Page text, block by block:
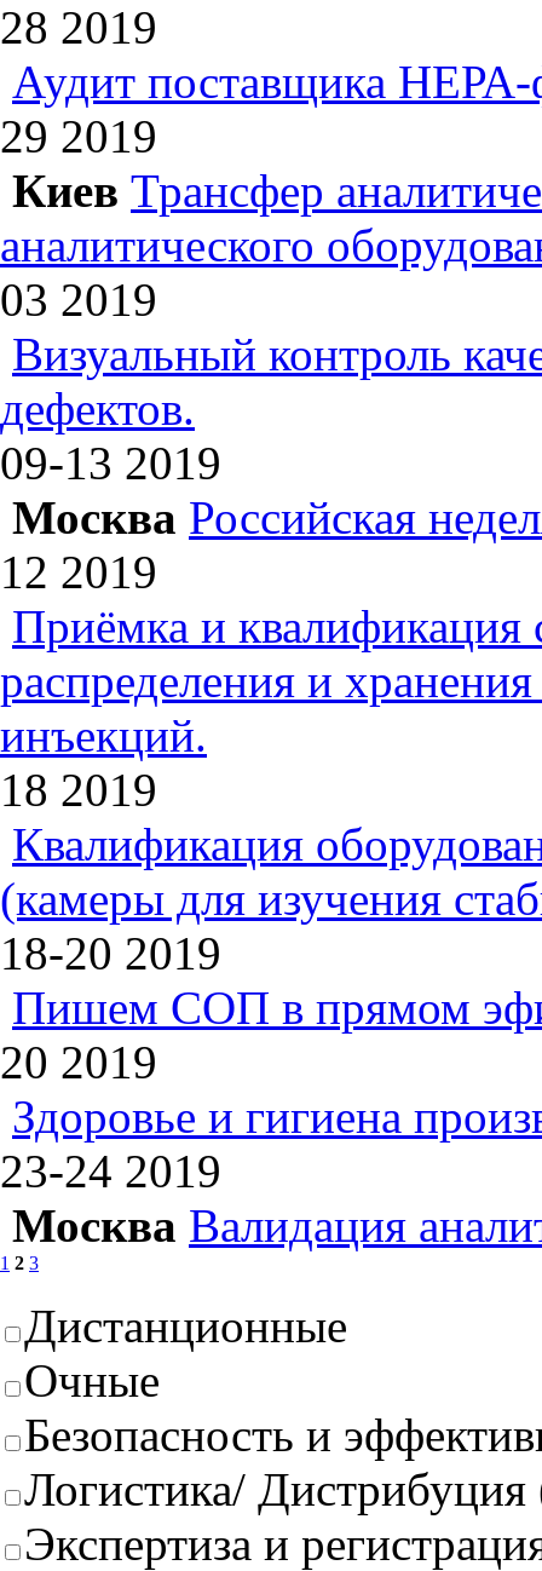
28 2019
Аудит поставщика НЕРА-
29 2019
Киев Трансфер
аналитического
03 2019
Визуальный контроль
дефектов.
09-13 2019
Москва Российская
12 2019
Приёмка и квалификация
распределения и
инъекций.
18 2019
Квалификация
(камеры для изучения
18-20 2019
Пишем СОП в прямом
20 2019
Здоровье и гигиена
23-24 2019
Москва Валидация
1 2 3
Дистанционные
Очные
Безопасность и
Логистика/
Экспертиза и